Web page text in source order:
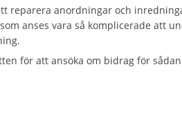
reparera anordningar och
anses vara så komplicerade att
för att ansöka om bidrag för